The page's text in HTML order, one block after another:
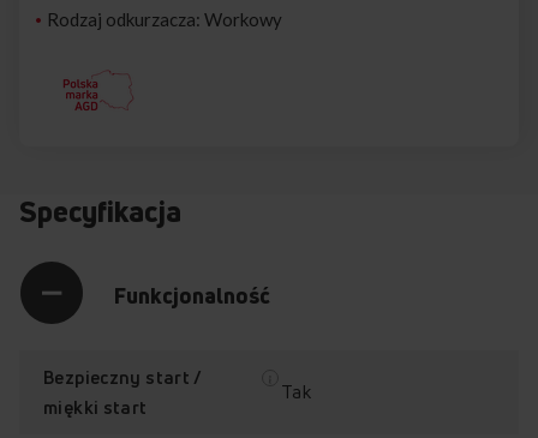
Rodzaj odkurzacza: Workowy
Specyfikacja
Funkcjonalność
Bezpieczny start /
miękki start
Tak